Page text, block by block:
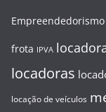
Empreendedorismo
frota IPVA
locadoras
locação de veículos